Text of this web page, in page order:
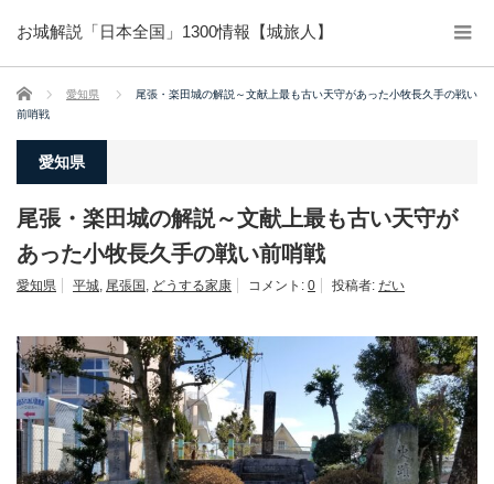
お城解説「日本全国」1300情報【城旅人】
ホーム 愛知県
尾張・楽田城の解説～文献上最も古い天守があった小牧長久手の戦い
前哨戦
愛知県
尾張・楽田城の解説～文献上最も古い天守が
あった小牧長久手の戦い前哨戦
愛知県 平城, 尾張国 , どうする家康 コメント: 0 投稿者: だい